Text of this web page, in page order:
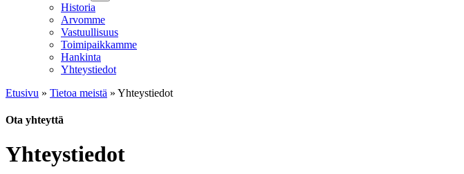
Historia
Arvomme
Vastuullisuus
Toimipaikkamme
Hankinta
Yhteystiedot
Etusivu » Tietoa meistä » Yhteystiedot
Ota yhteyttä
Yhteystiedot